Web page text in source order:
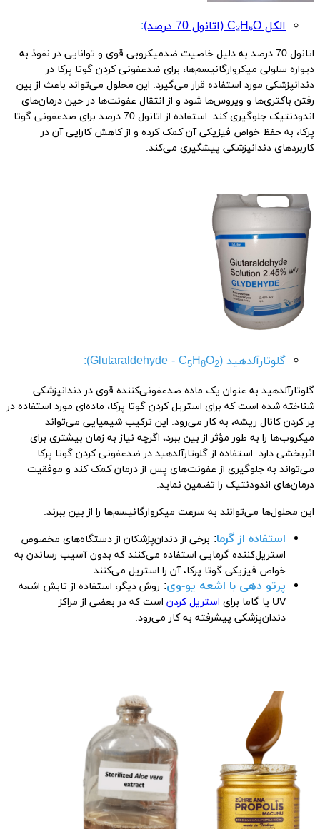
الکل C₂H₆O (اتانول 70 درصد) :
اتانول 70 درصد به دلیل خاصیت ضدمیکروبی قوی و توانایی در نفوذ به
دیواره سلولی میکروارگانیسم‌ها، برای ضدعفونی کردن گوتا پرکا در
دندانپزشکی مورد استفاده قرار می‌گیرد. این محلول می‌تواند باعث از بین
رفتن باکتری‌ها و ویروس‌ها شود و از انتقال عفونت‌ها در حین درمان‌های
اندودنتیک جلوگیری کند. استفاده از اتانول 70 درصد برای ضدعفونی گوتا
پرکا، به حفظ خواص فیزیکی آن کمک کرده و از کاهش کارایی آن در
کاربردهای دندانپزشکی پیشگیری می‌کند.
گلوتارآلدهید (Glutaraldehyde - C 5H8O2
):
گلوتارآلدهید به عنوان یک ماده ضدعفونی‌کننده قوی در دندانپزشکی
شناخته شده است که برای استریل کردن گوتا پرکا، ماده‌ای مورد استفاده در
پر کردن کانال ریشه، به کار می‌رود. این ترکیب شیمیایی می‌تواند
میکروب‌ها را به طور مؤثر از بین ببرد، اگرچه نیاز به زمان بیشتری برای
اثربخشی دارد. استفاده از گلوتارآلدهید در ضدعفونی کردن گوتا پرکا
می‌تواند به جلوگیری از عفونت‌های پس از درمان کمک کند و موفقیت
درمان‌های اندودنتیک را تضمین نماید.
این محلول‌ها می‌توانند به سرعت میکروارگانیسم‌ها را از بین ببرند.
استفاده از گرما: برخی از دندان‌پزشکان از دستگاه‌های مخصوص
استریل‌کننده گرمایی استفاده می‌کنند که بدون آسیب رساندن به
خواص فیزیکی گوتا پرکا، آن را استریل می‌کنند.
پرتو دهی با اشعه یو-وی: روش دیگر، استفاده از تابش اشعه
UV یا گاما برای
استریل کردناست که در بعضی از مراکز
دندان‌پزشکی پیشرفته به کار می‌رود.